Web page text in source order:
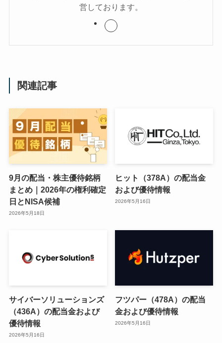
営しております。
関連記事
9月の配当・株主優待銘柄
まとめ｜2026年の権利確定
日とNISA候補
2026年5月18日
ヒット（378A）の配当金
および優待情報
2026年5月16日
サイバーソリューションズ
（436A）の配当金および
優待情報
2026年5月16日
フツパー（478A）の配当
金および優待情報
2026年5月16日